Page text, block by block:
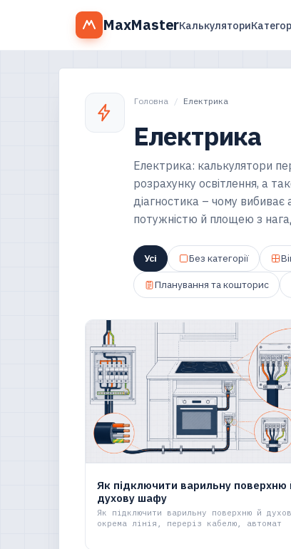
MaxMasterКалькулятори
Головна / Електрика
Електрика
Електрика: калькулятори
розрахунку освітлення, а
діагностика – чому вибиває
потужністю й площею з
Усі Без категорії
Планування та кошторис
Як підключити варильну поверхню
духову шафу
Як підключити варильну поверхню й
окрема лінія, переріз кабелю, автомат